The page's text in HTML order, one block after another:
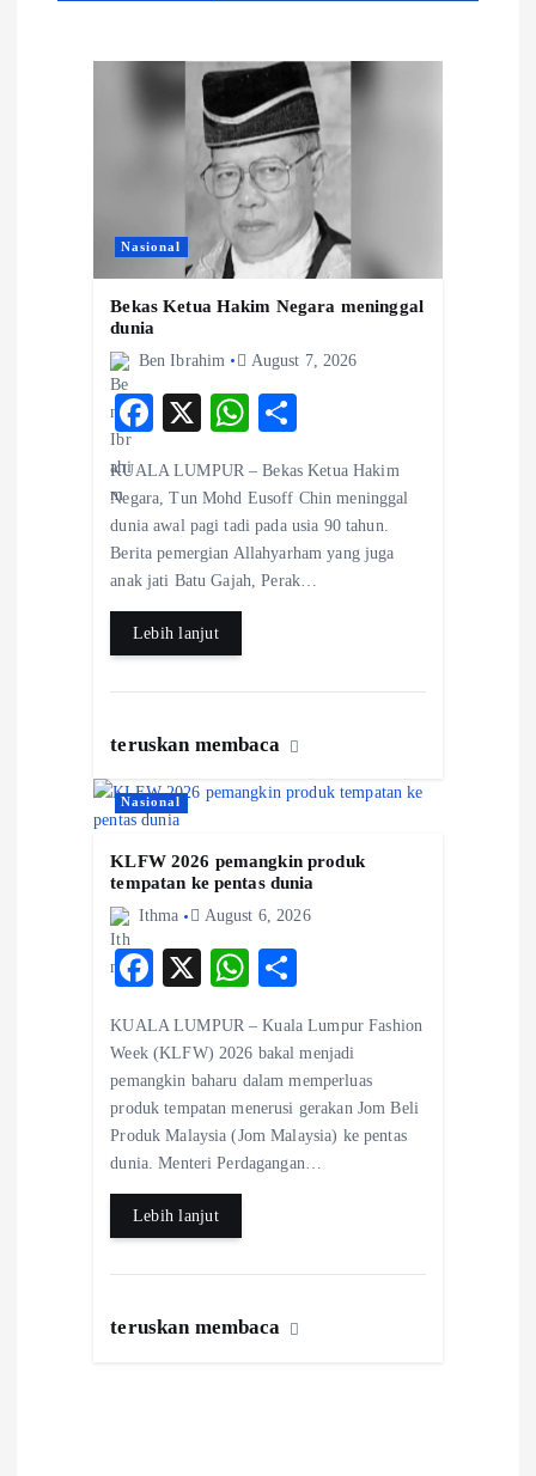
Nasional
Bekas Ketua Hakim Negara meninggal
dunia
Ben Ibrahim August 7, 2026
F
eb
o
o
k
X
W
ts
A
p
re
KUALA LUMPUR – Bekas Ketua Hakim
Negara, Tun Mohd Eusoff Chin meninggal
dunia awal pagi tadi pada usia 90 tahun.
Berita pemergian Allahyarham yang juga
anak jati Batu Gajah, Perak…
Lebih lanjut
teruskan membaca
Nasional
KLFW 2026 pemangkin produk
tempatan ke pentas dunia
Ithma August 6, 2026
F
eb
o
o
k
X
W
ts
A
p
p
re
KUALA LUMPUR – Kuala Lumpur Fashion
Week (KLFW) 2026 bakal menjadi
pemangkin baharu dalam memperluas
produk tempatan menerusi gerakan Jom Beli
Produk Malaysia (Jom Malaysia) ke pentas
dunia. Menteri Perdagangan…
Lebih lanjut
teruskan membaca